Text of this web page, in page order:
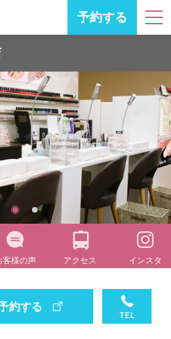
予約する
客様の声 アクセス インスタ
約する